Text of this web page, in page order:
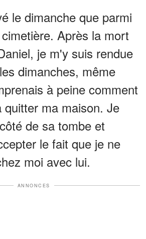
le dimanche que parmi
Après la mort
je m'y suis rendue
dimanches, même
à peine comment
quitter ma maison. Je
de sa tombe et
le fait que je ne
moi avec lui.
ANNONCES